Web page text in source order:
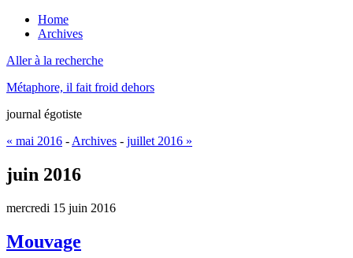
Home
Archives
Aller à la recherche
Métaphore, il fait froid dehors
journal égotiste
« mai 2016 - Archives - juillet 2016 »
juin 2016
mercredi 15 juin 2016
Mouvage